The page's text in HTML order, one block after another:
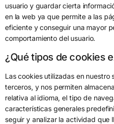
usuario y guardar cierta
en la web ya que permite a las
eficiente y conseguir una mayor
comportamiento del usuario.
¿Qué tipos de cookies
Las cookies utilizadas en nuestro
terceros, y nos permiten
relativa al idioma, el tipo de
características generales
seguir y analizar la actividad que